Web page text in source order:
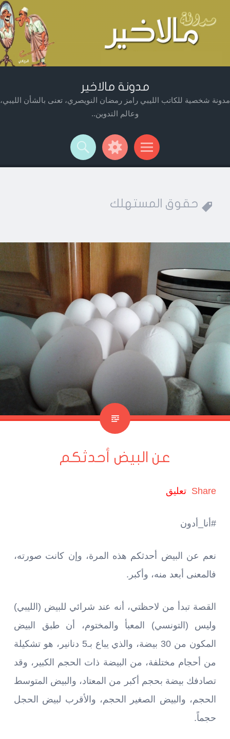
مدونة مالاخير
مدونة شخصية للكاتب الليبي رامز رمضان النويصري، تعنى بالشأن الليبي،
وعالم التدوين..
Menu
Widgets
Search
حقوق المستهلك
عن البيض أحدثكم
Share تعليق
#أنا_أدون
نعم عن البيض أحدثكم هذه المرة، وإن كانت صورته،
فالمعنى أبعد منه، وأكبر.
القصة تبدأ من لاحظتي، أنه عند شرائي للبيض (الليبي)
وليس (التونسي) المعبأ والمختوم، أن طبق البيض
المكون من 30 بيضة، والذي يباع بـ5 دنانير، هو تشكيلة
من أحجام مختلفة، من البيضة ذات الحجم الكبير، وقد
تصادفك بيضة بحجم أكبر من المعتاد، والبيض المتوسط
الحجم، والبيض الصغير الحجم، والأقرب لبيض الحجل
حجماً.